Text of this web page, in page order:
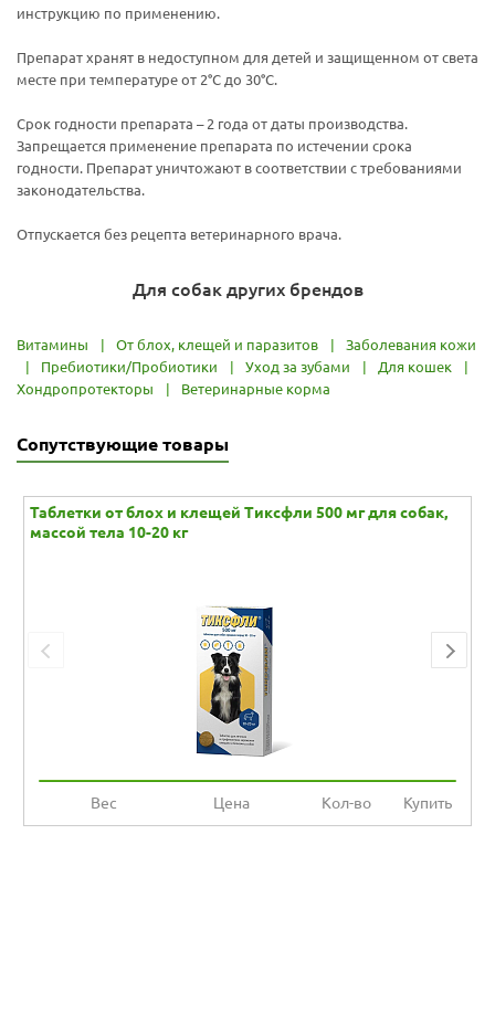
инструкцию по применению.
Препарат хранят в недоступном для детей и защищенном от света
месте при температуре от 2°С до 30°С.
Срок годности препарата – 2 года от даты производства.
Запрещается применение препарата по истечении срока
годности. Препарат уничтожают в соответствии с требованиями
законодательства.
Отпускается без рецепта ветеринарного врача.
Для собак других брендов
Витамины От блох, клещей и паразитов
Заболевания кожи
Пребиотики/Пробиотики Уход за зубами Для кошек
Хондропротекторы
Ветеринарные корма
Сопутствующие товары
Таблетки от блох и клещей Тиксфли 500 мг для собак,
массой тела 10-20 кг
Вес Цена Кол-во Купить